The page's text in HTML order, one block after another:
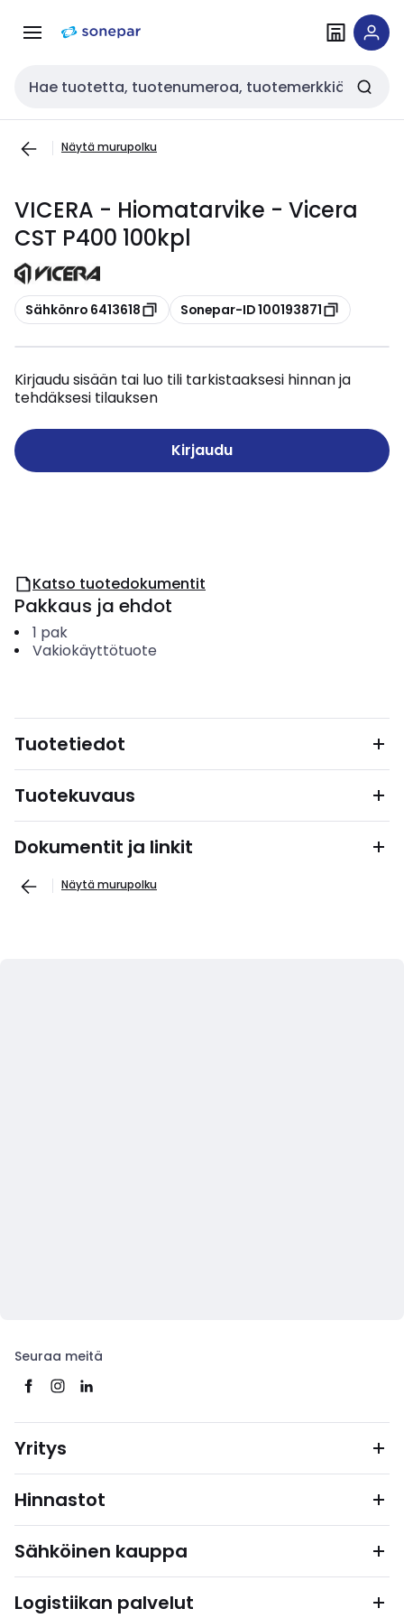
navigointiinsisältöön
Haku
Näytä murupolku
VICERA - Hiomatarvike - Vicera
CST P400 100kpl
Kopioi
Sähkönro 6413618 Kopioi
Sonepar-ID 100193871
Kirjaudu sisään tai luo tili tarkistaaksesi hinnan ja
tehdäksesi tilauksen
Kirjaudu
Katso tuotedokumentit
Pakkaus ja ehdot
1 pak
Vakiokäyttötuote
Tuotetiedot
Tuotekuvaus
Dokumentit ja linkit
Näytä murupolku
Seuraa meitä
Yritys
Hinnastot
Sähköinen kauppa
Logistiikan palvelut